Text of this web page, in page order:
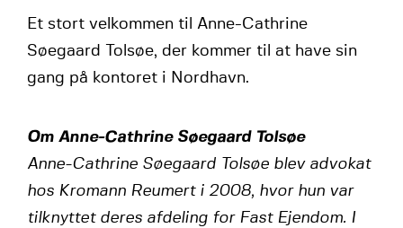
Et stort velkommen til Anne-Cathrine
Søegaard Tolsøe, der kommer til at have sin
gang på kontoret i Nordhavn.
Om Anne-Cathrine Søegaard Tolsøe
Anne-Cathrine Søegaard Tolsøe blev advokat
hos Kromann Reumert i 2008, hvor hun var
tilknyttet deres afdeling for Fast Ejendom. I